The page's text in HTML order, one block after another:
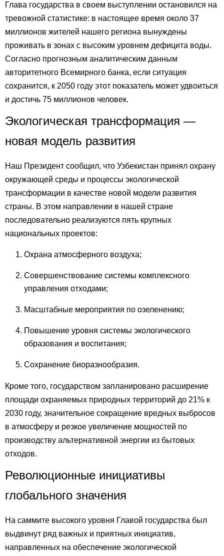
Глава государства в своем выступлении остановился на
тревожной статистике: в настоящее время около 37
миллионов жителей нашего региона вынуждены
проживать в зонах с высоким уровнем дефицита воды.
Согласно прогнозным аналитическим данным
авторитетного Всемирного банка, если ситуация
сохранится, к 2050 году этот показатель может удвоиться
и достичь 75 миллионов человек.
Экологическая трансформация —
новая модель развития
Наш Президент сообщил, что Узбекистан принял охрану
окружающей среды и процессы экологической
трансформации в качестве новой модели развития
страны. В этом направлении в нашей стране
последовательно реализуются пять крупных
национальных проектов:
Охрана атмосферного воздуха;
Совершенствование системы комплексного
управления отходами;
Масштабные мероприятия по озеленению;
Повышение уровня системы экологического
образования и воспитания;
Сохранение биоразнообразия.
Кроме того, государством запланировано расширение
площади охраняемых природных территорий до 21% к
2030 году, значительное сокращение вредных выбросов
в атмосферу и резкое увеличение мощностей по
производству альтернативной энергии из бытовых
отходов.
Революционные инициативы
глобального значения
На саммите высокого уровня Главой государства был
выдвинут ряд важных и приятных инициатив,
направленных на обеспечение экологической